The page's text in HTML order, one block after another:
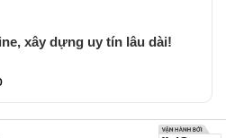
xây dựng uy tín lâu dài!